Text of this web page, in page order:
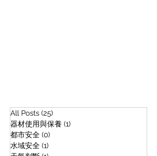
All Posts (25)
器材使用與保養 (1)
都市安全 (0)
水域安全 (1)